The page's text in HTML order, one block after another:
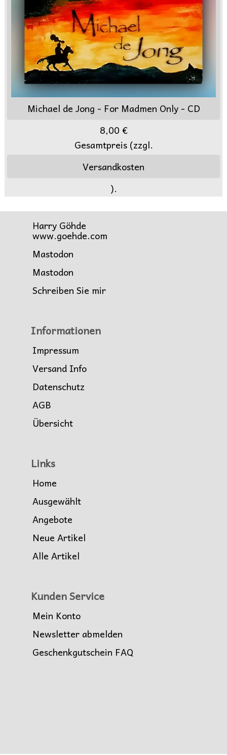
Michael de Jong - For Madmen Only - CD
8,00 €
Gesamtpreis (zzgl.
Versandkosten
).
Harry Göhde
www.goehde.com
Mastodon
Mastodon
Schreiben Sie mir
Informationen
Impressum
Versand Info
Datenschutz
AGB
Übersicht
Links
Home
Ausgewählt
Angebote
Neue Artikel
Alle Artikel
Kunden Service
Mein Konto
Newsletter abmelden
Geschenkgutschein FAQ